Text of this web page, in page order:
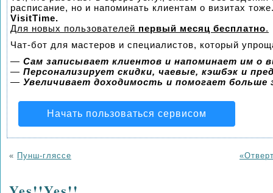
расписание, но и напоминать клиентам о визитах
VisitTime.
Для новых пользователей первый месяц бесплатно.
Чат-бот для мастеров и специалистов, который
— Сам записывает клиентов и напоминает им о
— Персонализирует скидки, чаевые, кэшбэк и
— Увеличивает доходимость и помогает
Начать пользоваться сервисом
« Пунш-гляссе